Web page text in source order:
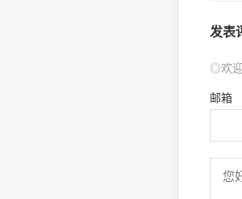
发表
◎欢迎
邮箱